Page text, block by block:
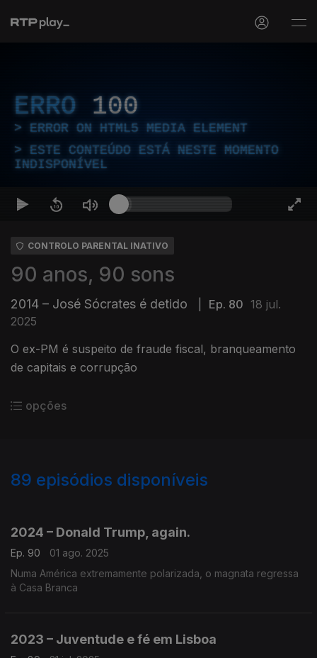
ERRO 100
ERROR ON HTML5 MEDIA ELEMENT
ESTE CONTEÚDO ESTÁ NESTE MOMENTO
INDISPONÍVEL
CONTROLO PARENTAL INATIVO
90 anos, 90 sons
2014 – José Sócrates é detido Ep. 80 18 jul.
2025
O ex-PM é suspeito de fraude fiscal, branqueamento
de capitais e corrupção
opções
89 episódios disponíveis
2024 – Donald Trump, again.
Ep. 90
01 ago. 2025
Numa América extremamente polarizada, o magnata regressa
à Casa Branca
2023 – Juventude e fé em Lisboa